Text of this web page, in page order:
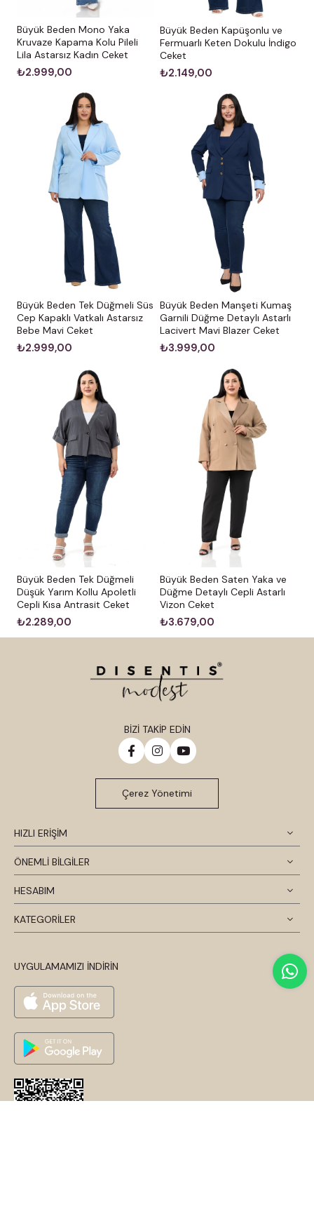
Büyük Beden Mono Yaka
Kruvaze Kapama Kolu Pileli
Lila Astarsız Kadın Ceket
₺2.999,00
Büyük Beden Kapüşonlu ve
Fermuarlı Keten Dokulu İndigo
Ceket
₺2.149,00
Büyük Beden Tek Düğmeli Süs
Cep Kapaklı Vatkalı Astarsız
Bebe Mavi Ceket
₺2.999,00
Büyük Beden Manşeti Kumaş
Garnili Düğme Detaylı Astarlı
Lacivert Mavi Blazer Ceket
₺3.999,00
Büyük Beden Tek Düğmeli
Düşük Yarım Kollu Apoletli
Cepli Kısa Antrasit Ceket
₺2.289,00
Büyük Beden Saten Yaka ve
Düğme Detaylı Cepli Astarlı
Vizon Ceket
₺3.679,00
HIZLI ERİŞİM
ÖNEMLİ BİLGİLER
HESABIM
KATEGORİLER
UYGULAMAMIZI İNDİRİN
BİZİ TAKİP EDİN
Çerez Yönetimi